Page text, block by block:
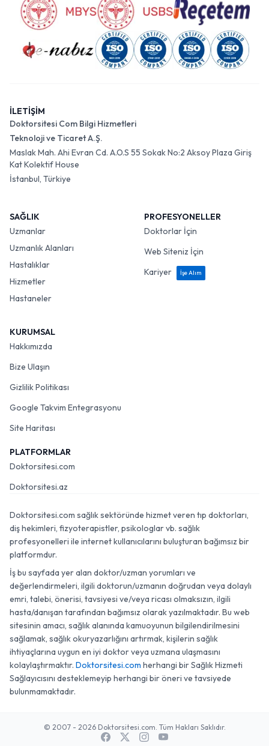
İLETİŞİM
Doktorsitesi Com Bilgi Hizmetleri
Teknoloji ve Ticaret A.Ş.
Maslak Mah. Ahi Evran Cd. A.O.S 55 Sokak No:2 Aksoy Plaza Giriş
Kat Kolektif House
İstanbul, Türkiye
SAĞLIK
Uzmanlar
Uzmanlık Alanları
Hastalıklar
Hizmetler
Hastaneler
PROFESYONELLER
Doktorlar İçin
Web Siteniz İçin
Kariyer
İşe Alım
KURUMSAL
Hakkımızda
Bize Ulaşın
Gizlilik Politikası
Google Takvim Entegrasyonu
Site Haritası
PLATFORMLAR
Doktorsitesi.com
Doktorsitesi.az
Doktorsitesi.com sağlık sektöründe hizmet veren tıp doktorları,
diş hekimleri, fizyoterapistler, psikologlar vb. sağlık
profesyonelleri ile internet kullanıcılarını buluşturan bağımsız bir
platformdur.
İş bu sayfada yer alan doktor/uzman yorumları ve
değerlendirmeleri, ilgili doktorun/uzmanın doğrudan veya dolaylı
emri, talebi, önerisi, tavsiyesi ve/veya ricası olmaksızın, ilgili
hasta/danışan tarafından bağımsız olarak yazılmaktadır. Bu web
sitesinin amacı, sağlık alanında kamuoyunun bilgilendirilmesini
sağlamak, sağlık okuryazarlığını artırmak, kişilerin sağlık
ihtiyaçlarına uygun en iyi doktor veya uzmana ulaşmasını
kolaylaştırmaktır. Doktorsitesi.com herhangi bir Sağlık Hizmeti
Sağlayıcısını desteklemeyip herhangi bir öneri ve tavsiyede
bulunmamaktadır.
© 2007 - 2026 Doktorsitesi.com. Tüm Hakları Saklıdır.